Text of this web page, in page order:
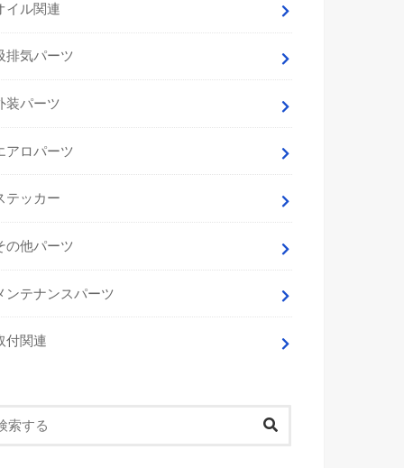
イル関連
排気パーツ
装パーツ
アロパーツ
テッカー
の他パーツ
ンテナンスパーツ
付関連